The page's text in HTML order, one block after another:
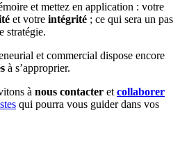
et mettez en application : votre
et votre intégrité ; ce qui sera un pas
stratégie.
et commercial dispose encore
à s’approprier.
à nous contacter etcollaborer
qui pourra vous guider dans vos